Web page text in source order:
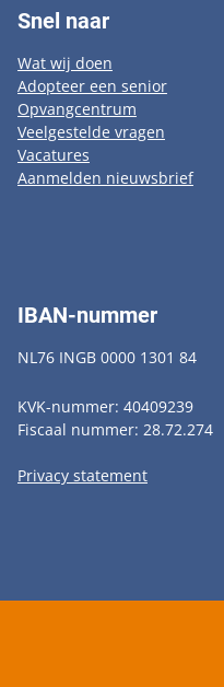
Snel naar
Wat wij doen
Adopteer een senior
Opvangcentrum
Veelgestelde vragen
Vacatures
Aanmelden nieuwsbrief
IBAN-nummer
NL76 INGB 0000 1301 84
KVK-nummer: 40409239
Fiscaal nummer: 28.72.274
Privacy statement